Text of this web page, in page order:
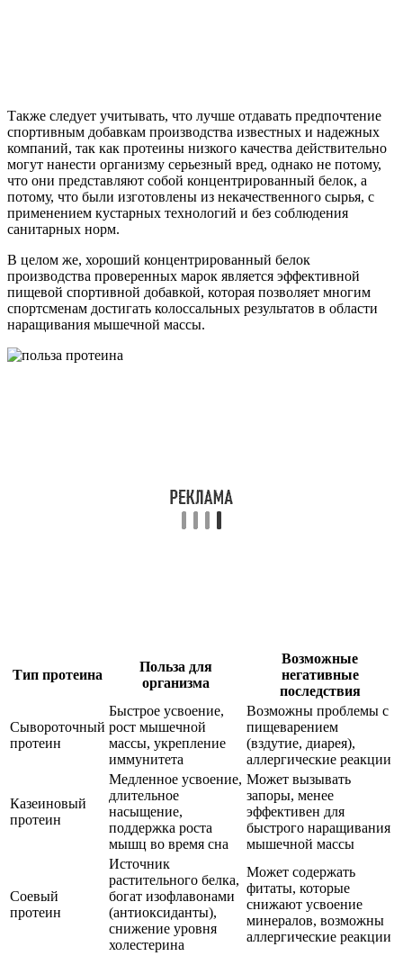
Также следует учитывать, что лучше отдавать предпочтение
спортивным добавкам производства известных и надежных
компаний, так как протеины низкого качества действительно
могут нанести организму серьезный вред, однако не потому,
что они представляют собой концентрированный белок, а
потому, что были изготовлены из некачественного сырья, с
применением кустарных технологий и без соблюдения
санитарных норм.
В целом же, хороший концентрированный белок
производства проверенных марок является эффективной
пищевой спортивной добавкой, которая позволяет многим
спортсменам достигать колоссальных результатов в области
наращивания мышечной массы.
Тип протеина
Польза для
организма
Возможные
негативные
последствия
Сывороточный
протеин
Быстрое усвоение,
рост мышечной
массы, укрепление
иммунитета
Возможны проблемы с
пищеварением
(вздутие, диарея),
аллергические реакции
Казеиновый
протеин
Медленное усвоение,
длительное
насыщение,
поддержка роста
мышц во время сна
Может вызывать
запоры, менее
эффективен для
быстрого наращивания
мышечной массы
Соевый
протеин
Источник
растительного белка,
богат изофлавонами
(антиоксиданты),
снижение уровня
холестерина
Может содержать
фитаты, которые
снижают усвоение
минералов, возможны
аллергические реакции